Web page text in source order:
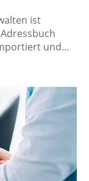
ist
und…